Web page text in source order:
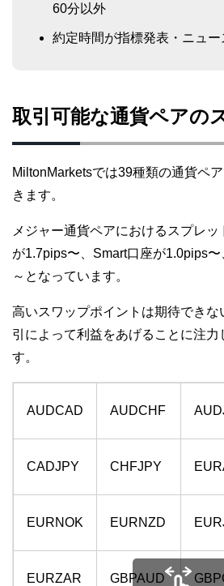
60分以外
約定時間が指標発表・ニュ
取引可能な通貨ペアの
MiltonMarketsでは39種類の通貨ペ
きます。
メジャー通貨ペアにおけるスプレ
が1.7pips〜、Smart口座が1.0pips
～となっています。
高いスワップポイントは期待できな
引によって利益をあげることに注
す。
AUDCAD AUDCHF
CADJPY CHFJPY
EURNOK EURNZD
EURZAR GBPAUD